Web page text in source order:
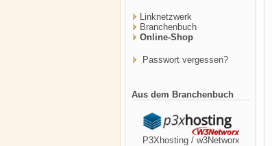
Linknetzwerk
Branchenbuch
Online-Shop
Passwort vergessen?
Aus dem Branchenbuch
P3Xhosting / w3Networx